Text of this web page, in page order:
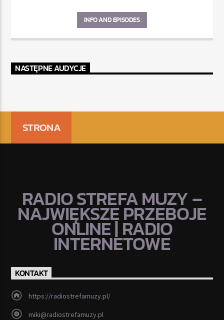
INFO AND EPISODES
NASTĘPNE AUDYCJE
STRONA
RADIO STREFA MUZY –
NAJWIĘKSZE PRZEBOJE
ONLINE | RADIO
INTERNETOWE
KONTAKT
https://radiostrefamuzy.pl/
miki@radiostrefamuzy.pl